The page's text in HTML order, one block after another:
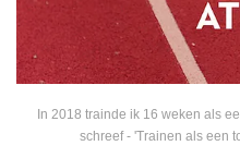
In 2018 trainde ik 16 weken als
schreef - 'Trainen als een